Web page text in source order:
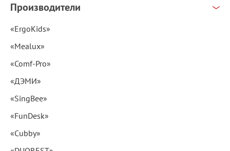
Производители
«ErgoKids»
«Mealux»
«Comf-Pro»
«ДЭМИ»
«SingBee»
«FunDesk»
«Cubby»